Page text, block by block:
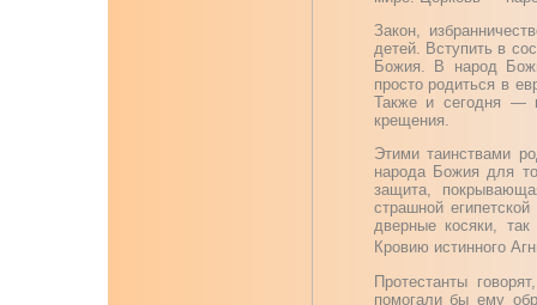
Закон,
детей. Вступить в
Божия. В народ
просто родиться в
Также и сегодня —
крещения.
Этими таинствами
народа Божия для
защита,
страшной
дверные косяки,
Кровию истинного
Протестанты
помогали бы ему